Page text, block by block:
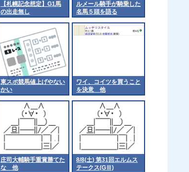
【札幌記念想定】G1馬
の出走無し
ルメール騎手が騎乗した
名馬５頭を語る
東スポ競馬値上げやない
かい
ワイ、コイツを買うこと
を決意 他
庄司大輔騎手重賞勝てた
な 他
8/8(土) 第31回エルムス
テークス(GⅢ)